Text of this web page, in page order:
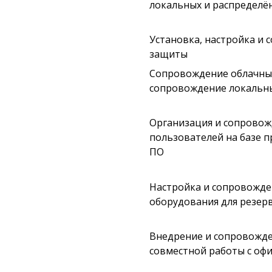
локальных и
Установка, настройка и
защиты
Сопровождение
сопровождение
Организация и
пользователей на базе
ПО
Настройка и
оборудования для
Внедрение и
совместной работы с